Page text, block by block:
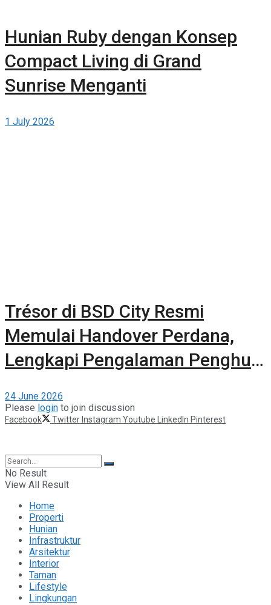
Hunian Ruby dengan Konsep
Compact Living di Grand
Sunrise Menganti
1 July 2026
Trésor di BSD City Resmi
Memulai Handover Perdana,
Lengkapi Pengalaman Penghuni
Clubhouse
24 June 2026
Please login to join discussion
Facebook Twitter Instagram Youtube LinkedIn Pinterest
No Result
View All Result
Home
Properti
Hunian
Infrastruktur
Arsitektur
Interior
Taman
Lifestyle
Lingkungan